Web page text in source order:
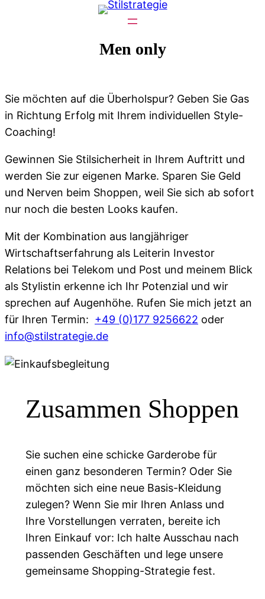
Men only
Sie möchten auf die Überholspur? Geben Sie Gas
in Richtung Erfolg mit Ihrem individuellen Style-
Coaching!
Gewinnen Sie Stilsicherheit in Ihrem Auftritt und
werden Sie zur eigenen Marke. Sparen Sie Geld
und Nerven beim Shoppen, weil Sie sich ab sofort
nur noch die besten Looks kaufen.
Mit der Kombination aus langjähriger
Wirtschaftserfahrung als Leiterin Investor
Relations bei Telekom und Post und meinem Blick
als Stylistin erkenne ich Ihr Potenzial und wir
sprechen auf Augenhöhe. Rufen Sie mich jetzt an
für Ihren Termin: +49 (0)177 9256622 oder
info@stilstrategie.de
Zusammen Shoppen
Sie suchen eine schicke Garderobe für
einen ganz besonderen Termin? Oder Sie
möchten sich eine neue Basis-Kleidung
zulegen? Wenn Sie mir Ihren Anlass und
Ihre Vorstellungen verraten, bereite ich
Ihren Einkauf vor: Ich halte Ausschau nach
passenden Geschäften und lege unsere
gemeinsame Shopping-Strategie fest.